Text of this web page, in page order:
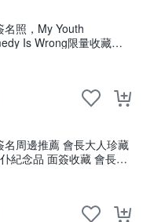
名照，My Youth
Is Wrong限量收藏版
漫畫周邊
名周邊推薦 會長大人珍藏
紀念品 面簽收藏 會長大
面簽收藏